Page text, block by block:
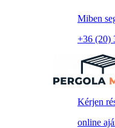
Miben
+36 (20)
Kérjen
online